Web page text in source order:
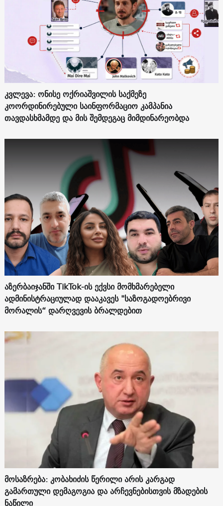
კვლევა: ონისე ოქრიაშვილის საქმეზე
კოორდინირებული საინფორმაციო კამპანია
თავდასხმამდე და მის შემდეგაც მიმდინარეობდა
აზერბაიჯანში TikTok-ის ექვსი მომხმარებელი
ადმინისტრაციულად დააკავეს "საზოგადოებრივი
მორალის“ დარღვევის ბრალდებით
მოსაზრება: კობახიძის წერილი არის კარგად
გამართული დემაგოგია და არჩევნებისთვის მზადების
ნაწილი